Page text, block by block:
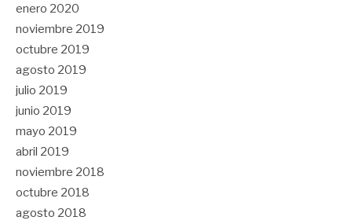
enero 2020
noviembre 2019
octubre 2019
agosto 2019
julio 2019
junio 2019
mayo 2019
abril 2019
noviembre 2018
octubre 2018
agosto 2018